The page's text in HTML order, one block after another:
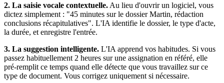
2. La saisie vocale contextuelle. Au lieu d'ouvrir un logiciel, vous
dictez simplement : "45 minutes sur le dossier Martin, rédaction
conclusions récapitulatives". L'IA identifie le dossier, le type d'acte,
la durée, et enregistre l'entrée.
3. La suggestion intelligente. L'IA apprend vos habitudes. Si vous
passez habituellement 2 heures sur une assignation en référé, elle
pré-remplit ce temps quand elle détecte que vous travaillez sur ce
type de document. Vous corrigez uniquement si nécessaire.